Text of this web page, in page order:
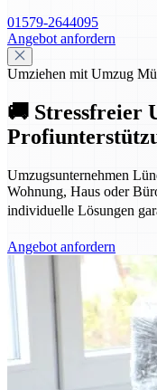
01579-2644095
Angebot anfordern
Umziehen mit Umzug
🚚 Stressfreier
Umzugsunternehmen
Wohnung, Haus oder
individuelle Lösungen
Angebot anfordern